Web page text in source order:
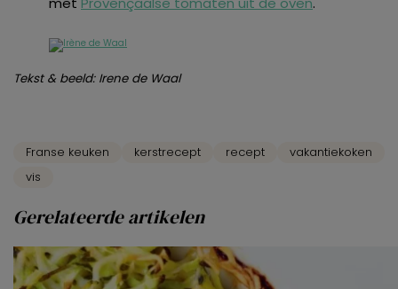
Tekst & beeld: Irene de Waal
Franse keuken kerstrecept recept
vakantiekoken
vis
Gerelateerde artikelen